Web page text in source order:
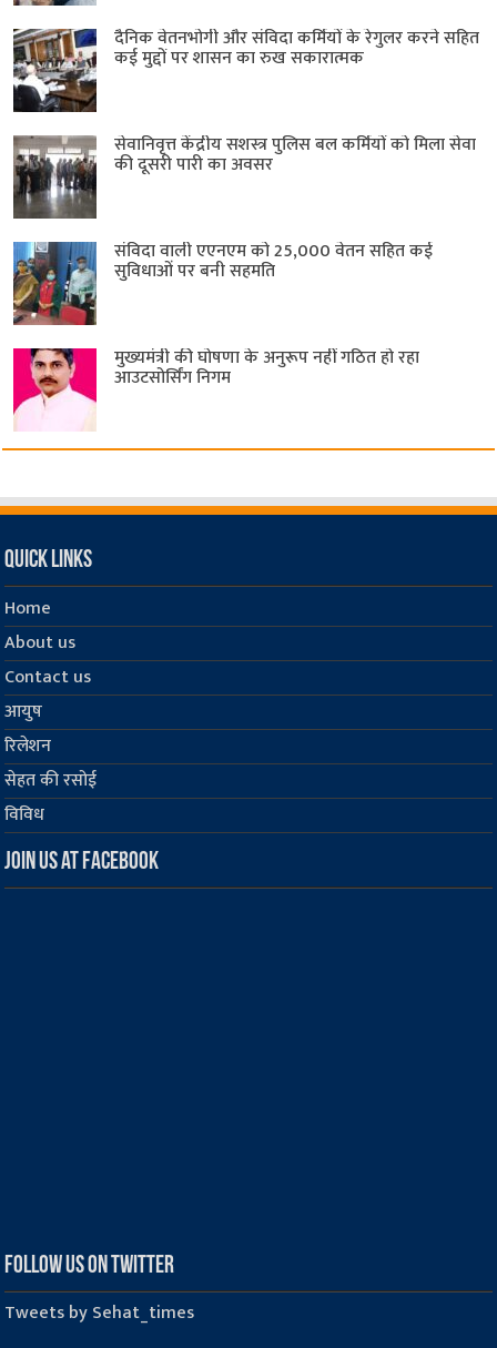
दैनिक वेतनभोगी और संविदा कर्मियों के रेगुलर करने सहित
कई मुद्दों पर शासन का रुख सकारात्मक
सेवानिवृत्त केंद्रीय सशस्त्र पुलिस बल ​कर्मियों को मिला सेवा
की दूसरी पारी का अवसर
संविदा वाली एएनएम को 25,000 वेतन सहित कई
सुविधाओं पर बनी सहमति
मुख्यमंत्री की घोषणा के अनुरूप नहीं गठित हो रहा
आउटसोर्सिंग निगम
Quick Links
Home
About us
Contact us
आयुष
रिलेशन
सेहत की रसोई
विविध
Join us at Facebook
Follow us on Twitter
Tweets by Sehat_times